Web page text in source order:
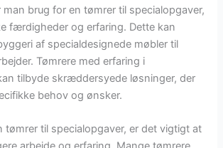
man brug for en tømrer til specialopgaver,
færdigheder og erfaring. Dette kan
af specialdesignede møbler til
Tømrere med erfaring i
tilbyde skræddersyede løsninger, der
behov og ønsker.
tømrer til specialopgaver, er det vigtigt at